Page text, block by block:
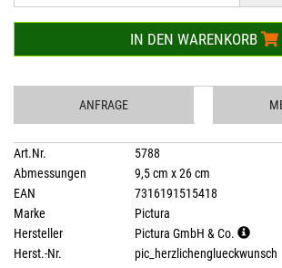
IN DEN WARENKORB
ANFRAGE
Art.Nr.
5788
Abmessungen
9,5 cm x 26 cm
EAN
7316191515418
Marke
Pictura
Hersteller
Pictura GmbH & Co.
Herst.-Nr.
pic_herzlichenglueckwunsch